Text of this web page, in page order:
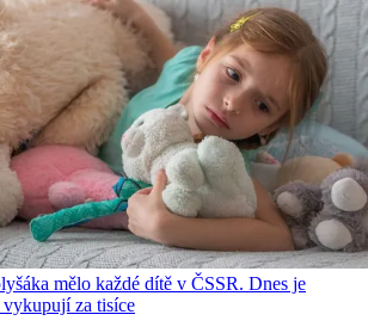
mělo každé dítě v ČSSR. Dnes je
vykupují za tisíce